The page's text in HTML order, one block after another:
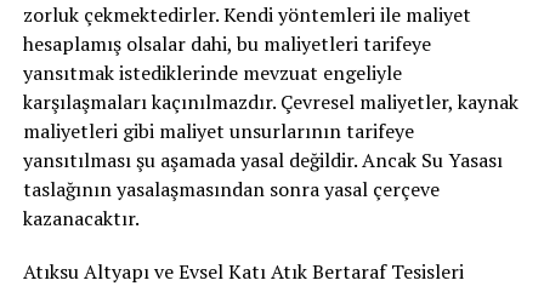
zorluk çekmektedirler. Kendi yöntemleri ile maliyet
hesaplamış olsalar dahi, bu maliyetleri tarifeye
yansıtmak istediklerinde mevzuat engeliyle
karşılaşmaları kaçınılmazdır. Çevresel maliyetler, kaynak
maliyetleri gibi maliyet unsurlarının tarifeye
yansıtılması şu aşamada yasal değildir. Ancak Su Yasası
taslağının yasalaşmasından sonra yasal çerçeve
kazanacaktır.
Atıksu Altyapı ve Evsel Katı Atık Bertaraf Tesisleri